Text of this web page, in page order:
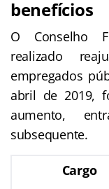
benefícios
O Conselho
realizado
empregados
abril de 2019,
aumento,
subsequente.
Cargo